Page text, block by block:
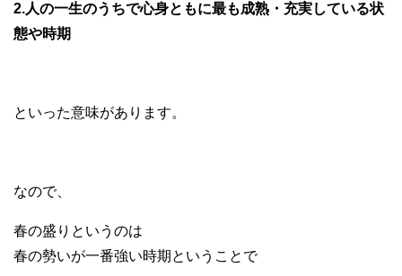
2.人の一生のうちで心身ともに最も成熟・充実している状
態や時期
といった意味があります。
なので、
春の盛りというのは
春の勢いが一番強い時期ということで